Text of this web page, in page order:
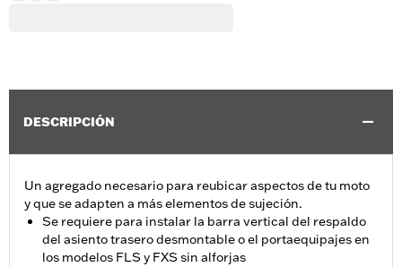
DESCRIPCIÓN
Un agregado necesario para reubicar aspectos de tu moto
y que se adapten a más elementos de sujeción.
Se requiere para instalar la barra vertical del respaldo
del asiento trasero desmontable o el portaequipajes en
los modelos FLS y FXS sin alforjas